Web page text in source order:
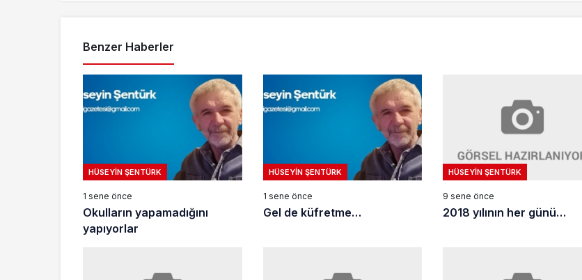
Benzer Haberler
HÜSEYIN ŞENTÜRK
1 sene önce
Okulların yapamadığını
yapıyorlar
HÜSEYIN ŞENTÜRK
1 sene önce
Gel de küfretme…
HÜSEYIN ŞENTÜRK
9 sene önce
2018 yılının her günü…